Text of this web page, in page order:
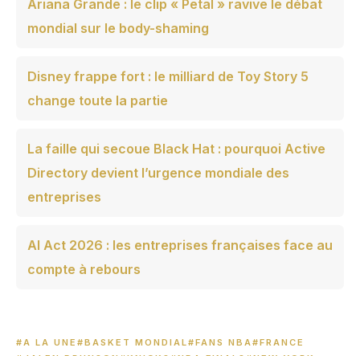
Ariana Grande : le clip « Petal » ravive le débat
mondial sur le body-shaming
Disney frappe fort : le milliard de Toy Story 5
change toute la partie
La faille qui secoue Black Hat : pourquoi Active
Directory devient l’urgence mondiale des
entreprises
AI Act 2026 : les entreprises françaises face au
compte à rebours
#A LA UNE #BASKET MONDIAL#FANS NBA#FRANCE